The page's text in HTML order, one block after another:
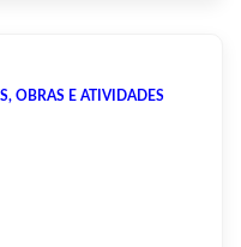
OBRAS E ATIVIDADES